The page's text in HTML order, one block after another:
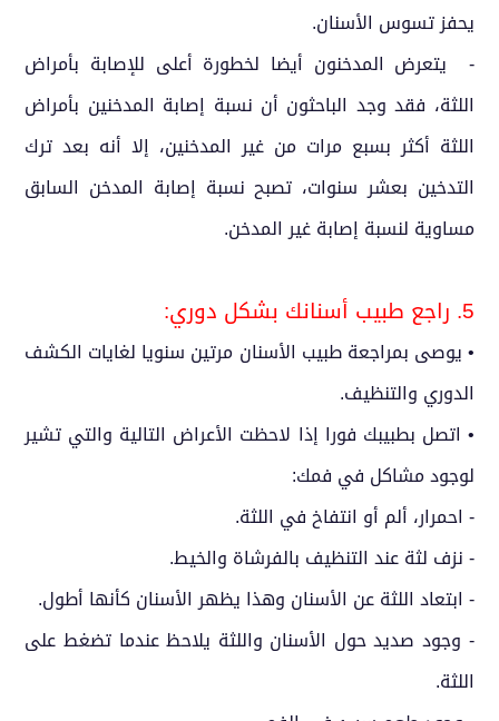
يحفز تسوس الأسنان.
- يتعرض المدخنون أيضا لخطورة أعلى للإصابة بأمراض
اللثة، فقد وجد الباحثون أن نسبة إصابة المدخنين بأمراض
اللثة أكثر بسبع مرات من غير المدخنين، إلا أنه بعد ترك
التدخين بعشر سنوات، تصبح نسبة إصابة المدخن السابق
مساوية لنسبة إصابة غير المدخن.
5. راجع طبيب أسنانك بشكل دوري:
• يوصى بمراجعة طبيب الأسنان مرتين سنويا لغايات الكشف
الدوري والتنظيف.
• اتصل بطبيبك فورا إذا لاحظت الأعراض التالية والتي تشير
لوجود مشاكل في فمك:
- احمرار، ألم أو انتفاخ في اللثة.
- نزف لثة عند التنظيف بالفرشاة والخيط.
- ابتعاد اللثة عن الأسنان وهذا يظهر الأسنان كأنها أطول.
- وجود صديد حول الأسنان واللثة يلاحظ عندما تضغط على
اللثة.